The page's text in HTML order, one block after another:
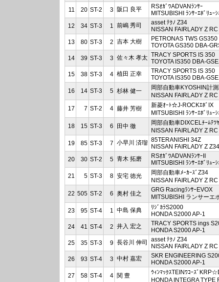
11
20 ST-2 3 阪口 良平
RSｵｶﾞﾜADVANﾗﾝｻｰ
MITSUBISHI ﾗﾝｻｰｴﾎﾞﾘｭｰ
12
34 ST-3 1 前嶋 秀司
asset ﾃｸﾉ Z34
NISSAN FAIRLADY Z
13
80 ST-3 2 吉本 大樹
PETRONAS TWS GS350
TOYOTA GS350 DBA-
14
39 ST-3 3 佐々木 孝太 TRACY SPORTS IS 350
TOYOTA IS350 DBA-
15
38 ST-3 4 植田 正幸
TRACY SPORTS IS 350
TOYOTA IS350 DBA-
16
14 ST-3 5 杉林 健一
岡部自動車KYOSHIN計
NISSAN FAIRLADY Z
17
7 ST-2 4 藤井 芳樹
新菱ｵｰﾄ☆J-ROCKｴﾎﾞIX
MITSUBISHI ﾗﾝｻｰｴﾎﾞﾘｭｰ
18
15 ST-3 6 田中 徹
岡部自動車DIXCELﾁｰﾑﾃﾂ
NISSAN FAIRLADY Z
19
85 ST-3 7 小早川 済瑠 85TERANISHI 34Z
NISSAN FAIRLADY Z Z34
20
30 ST-2 5 青木 拓磨
RSｵｶﾞﾜADVANﾗﾝｻｰII
MITSUBISHI ﾗﾝｻｰｴﾎﾞﾘｭｰ
21
5 ST-3 8 安宅 徳光
岡部自動車ﾒｰｶｰｽﾞZ34
NISSAN FAIRLADY Z
22 505 ST-2 6 奥村 佳之
GRG RacingﾗﾝｻｰEVOX
MITSUBISHI ランサーエ
23
95 ST-4 1 中島 保典
ﾘｼﾞｶﾗS2000
HONDA S2000 AP-1
24
41 ST-4 2 井入 宏之
TRACY SPORTS ings
HONDA S2000 AP-1
25
35 ST-3 9 長谷川 伸司
asset ﾃｸﾉ Z34
NISSAN FAIRLADY Z
26
93 ST-4 3 中村 嘉宏
SKR ENGINEERING
HONDA S2000 AP-1
27
58 ST-4 4 関 豊
ｳｨﾝﾏｯｸｽTEINﾜｺｰｽﾞ
HONDA INTEGRA TYPE